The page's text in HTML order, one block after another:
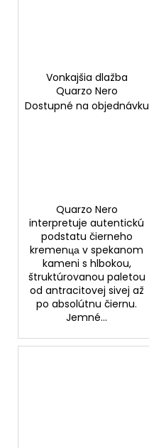
Vonkajšia dlažba
Quarzo Nero
Dostupné na objednávku
Quarzo Nero
interpretuje autentickú
podstatu čierneho
kremenца v spekanom
kameni s hlbokou,
štruktúrovanou paletou
od antracitovej sivej až
po absolútnu čiernu.
Jemné...